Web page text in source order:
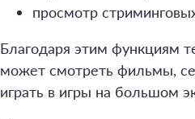
просмотр
Благодаря этим функциям
может смотреть фильмы,
играть в игры на большом